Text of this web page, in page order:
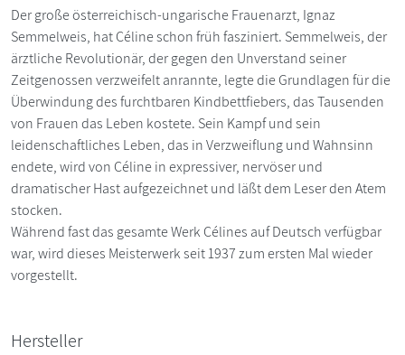
Der große österreichisch-ungarische Frauenarzt, Ignaz
Semmelweis, hat Céline schon früh fasziniert. Semmelweis, der
ärztliche Revolutionär, der gegen den Unverstand seiner
Zeitgenossen verzweifelt anrannte, legte die Grundlagen für die
Überwindung des furchtbaren Kindbettfiebers, das Tausenden
von Frauen das Leben kostete. Sein Kampf und sein
leidenschaftliches Leben, das in Verzweiflung und Wahnsinn
endete, wird von Céline in expressiver, nervöser und
dramatischer Hast aufgezeichnet und läßt dem Leser den Atem
stocken.
Während fast das gesamte Werk Célines auf Deutsch verfügbar
war, wird dieses Meisterwerk seit 1937 zum ersten Mal wieder
vorgestellt.
Hersteller